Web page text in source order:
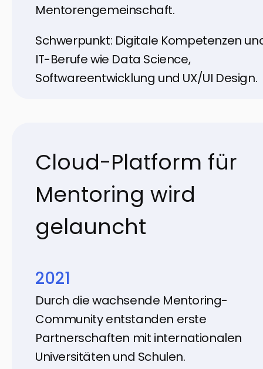
Mentorengemeinschaft.
Schwerpunkt: Digitale Kompetenzen
IT-Berufe wie Data Science,
Softwareentwicklung und UX/UI Design.
Cloud-Platform für
Mentoring wird
gelauncht
2021
Durch die wachsende Mentoring-
Community entstanden erste
Partnerschaften mit internationalen
Universitäten und Schulen.